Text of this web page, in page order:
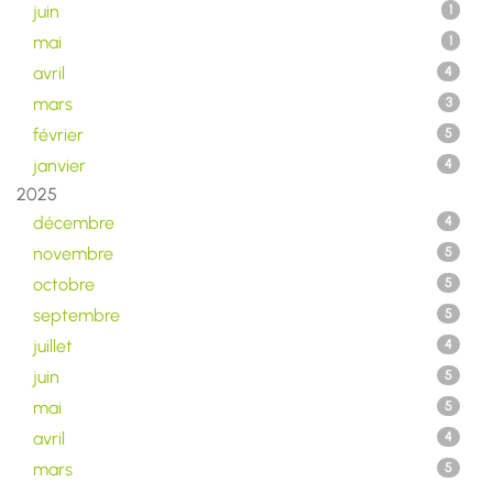
juin 1
mai 1
avril 4
mars 3
février 5
janvier 4
2025
décembre
4
novembre 5
octobre 5
septembre 5
juillet 4
juin 5
mai 5
avril 4
mars 5